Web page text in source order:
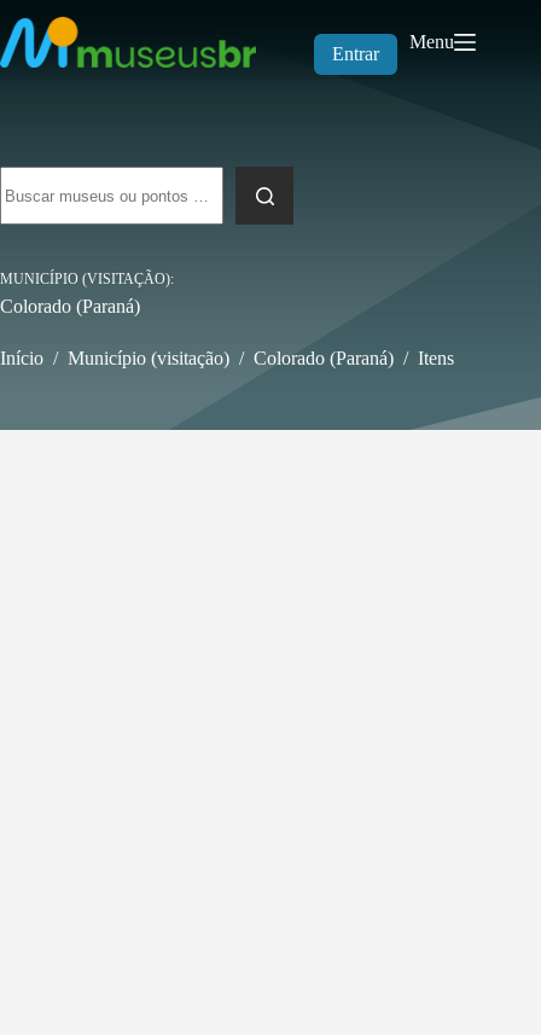
para
o
conteúdo
Entrar
Menu
resultados
MUNICÍPIO (VISITAÇÃO)
Colorado (Paraná)
Início / Município (visitação) / Colorado (Paraná) / Itens